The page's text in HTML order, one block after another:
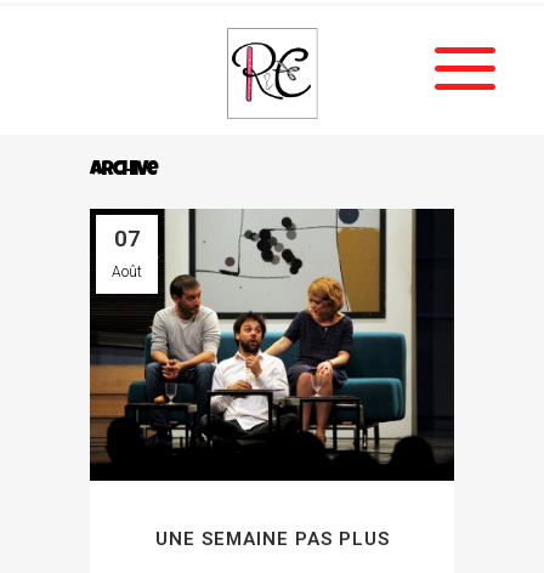
Archive
07
Août
UNE SEMAINE PAS PLUS